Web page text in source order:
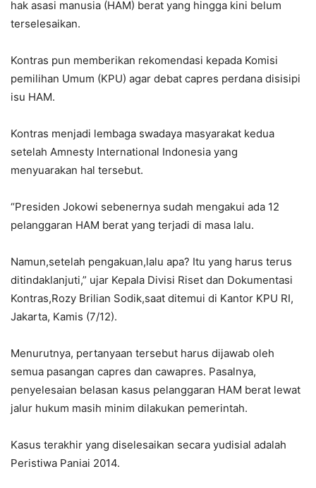
hak asasi manusia (HAM) berat yang hingga kini belum
terselesaikan.
Kontras pun memberikan rekomendasi kepada Komisi
pemilihan Umum (KPU) agar debat capres perdana disisipi
isu HAM.
Kontras menjadi lembaga swadaya masyarakat kedua
setelah Amnesty International Indonesia yang
menyuarakan hal tersebut.
“Presiden Jokowi sebenernya sudah mengakui ada 12
pelanggaran HAM berat yang terjadi di masa lalu.
Namun,setelah pengakuan,lalu apa? Itu yang harus terus
ditindaklanjuti,” ujar Kepala Divisi Riset dan Dokumentasi
Kontras,Rozy Brilian Sodik,saat ditemui di Kantor KPU RI,
Jakarta, Kamis (7/12).
Menurutnya, pertanyaan tersebut harus dijawab oleh
semua pasangan capres dan cawapres. Pasalnya,
penyelesaian belasan kasus pelanggaran HAM berat lewat
jalur hukum masih minim dilakukan pemerintah.
Kasus terakhir yang diselesaikan secara yudisial adalah
Peristiwa Paniai 2014.